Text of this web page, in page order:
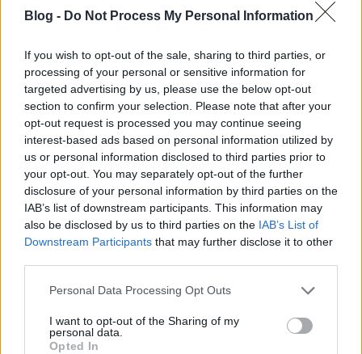
Blog - Do Not Process My Personal Information
If you wish to opt-out of the sale, sharing to third parties, or
processing of your personal or sensitive information for
targeted advertising by us, please use the below opt-out
section to confirm your selection. Please note that after your
opt-out request is processed you may continue seeing
interest-based ads based on personal information utilized by
us or personal information disclosed to third parties prior to
your opt-out. You may separately opt-out of the further
disclosure of your personal information by third parties on the
IAB’s list of downstream participants. This information may
also be disclosed by us to third parties on the IAB’s List of
Downstream Participants that may further disclose it to other
Please note that this website/app uses one or more Google
not limited to your visit or usage behaviour. You may click to
grant or deny consent to Google and its third-party tags to
Personal Data Processing Opt Outs
I want to opt-out of the Sharing of my
personal data.
Opted In
jánló blog: PR-cikkek megjelentetésére kiválóan
alkalmas, a MOZ audit rendszer ...